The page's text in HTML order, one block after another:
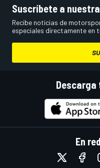
Suscríbete a
Recibe noticias de
especiales directamente en
En